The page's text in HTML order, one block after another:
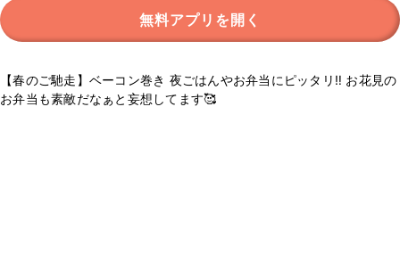
無料アプリを開く
【春のご馳走】ベーコン巻き 夜ごはんやお弁当にピッタリ‼️ お花見の
お弁当も素敵だなぁと妄想してます🥰